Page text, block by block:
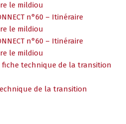
le mildiou
n°60 – Itinéraire
le mildiou
n°60 – Itinéraire
le mildiou
fiche technique de la transition
de la transition